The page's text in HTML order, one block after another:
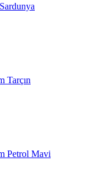
Tarçın
Petrol Mavi